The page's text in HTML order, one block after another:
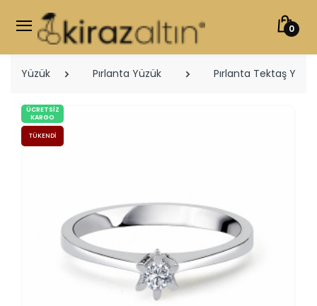
0
Yüzük Pırlanta Yüzük Pırlanta Tektaş
ÜCRETSIZ
KARGO
TÜKENDI